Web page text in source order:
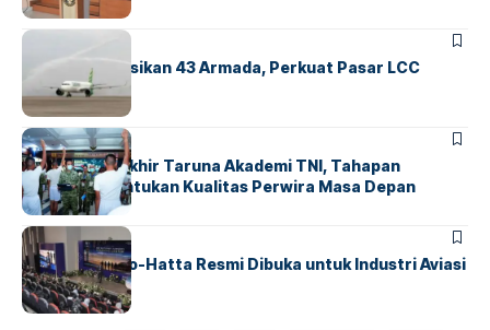
BANDARA
Citilink Operasikan 43 Armada, Perkuat Pasar LCC
Nasional
BERITA
Sidang Pantukhir Taruna Akademi TNI, Tahapan
Strategis Tentukan Kualitas Perwira Masa Depan
BANDARA BERITA
IALC Soekarno-Hatta Resmi Dibuka untuk Industri Aviasi
Dunia